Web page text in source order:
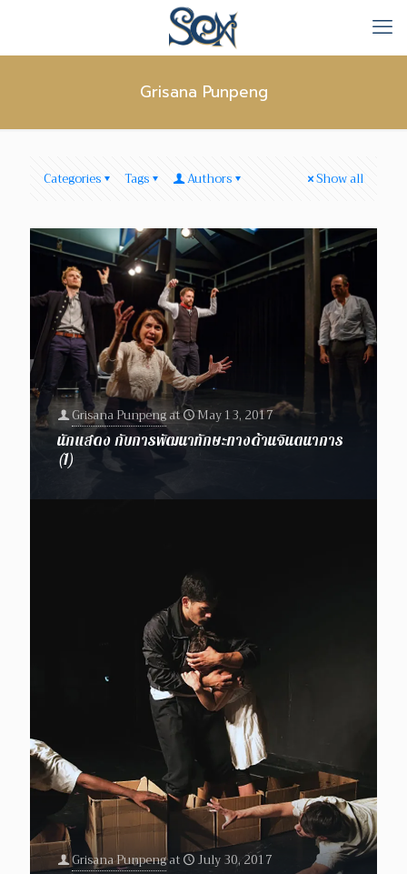
Grisana Punpeng
Categories Tags Authors Show all
Grisana Punpengat
May 13, 2017
นักแสดง กับการพัฒนาทักษะทางด้านจินตนาการ
(1)
Grisana Punpengat
July 30, 2017